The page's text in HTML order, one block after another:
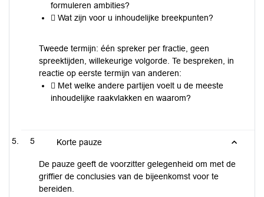
formuleren ambities?
 Wat zijn voor u inhoudelijke breekpunten?
Tweede termijn: één spreker per fractie, geen
spreektijden, willekeurige volgorde. Te bespreken, in
reactie op eerste termijn van anderen:
 Met welke andere partijen voelt u de meeste
inhoudelijke raakvlakken en waarom?
5 Korte pauze
De pauze geeft de voorzitter gelegenheid om met de
griffier de conclusies van de bijeenkomst voor te
bereiden.